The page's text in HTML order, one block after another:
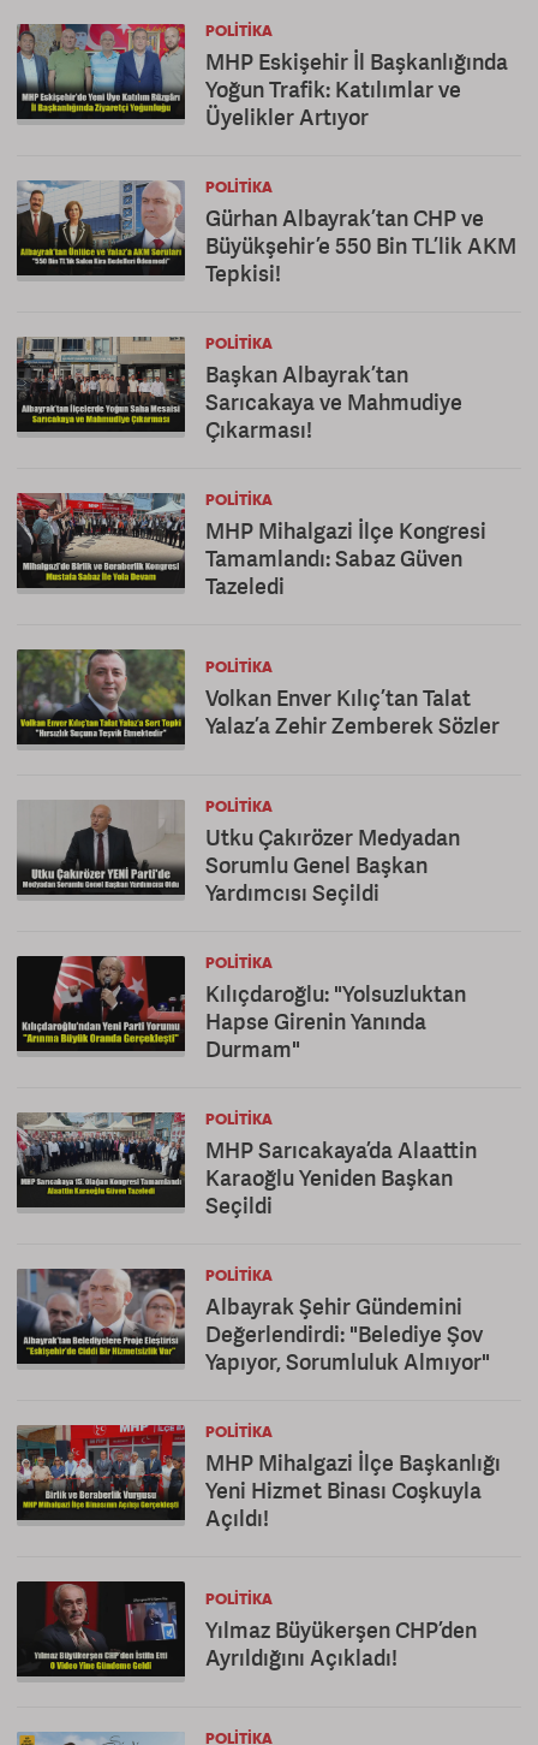
POLITIKA
MHP Eskişehir İl Başkanlığında
Yoğun Trafik: Katılımlar ve
Üyelikler Artıyor
POLITIKA
Gürhan Albayrak’tan CHP ve
Büyükşehir’e 550 Bin TL’lik AKM
Tepkisi!
POLITIKA
Başkan Albayrak’tan
Sarıcakaya ve Mahmudiye
Çıkarması!
POLITIKA
MHP Mihalgazi İlçe Kongresi
Tamamlandı: Sabaz Güven
Tazeledi
POLITIKA
Volkan Enver Kılıç’tan Talat
Yalaz’a Zehir Zemberek Sözler
POLITIKA
Utku Çakırözer Medyadan
Sorumlu Genel Başkan
Yardımcısı Seçildi
POLITIKA
Kılıçdaroğlu: "Yolsuzluktan
Hapse Girenin Yanında
Durmam"
POLITIKA
MHP Sarıcakaya’da Alaattin
Karaoğlu Yeniden Başkan
Seçildi
POLITIKA
Albayrak Şehir Gündemini
Değerlendirdi: "Belediye Şov
Yapıyor, Sorumluluk Almıyor"
POLITIKA
MHP Mihalgazi İlçe Başkanlığı
Yeni Hizmet Binası Coşkuyla
Açıldı!
POLITIKA
Yılmaz Büyükerşen CHP’den
Ayrıldığını Açıkladı!
POLITIKA